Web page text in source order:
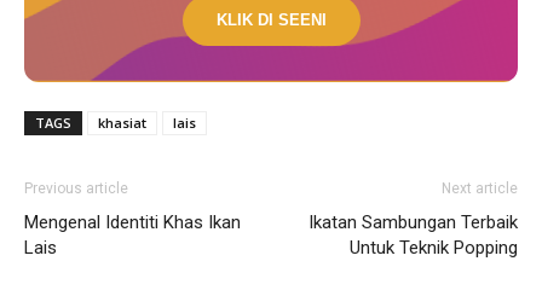
KLIK DI SEENI
TAGS khasiat lais
Previous article
Mengenal Identiti Khas Ikan
Lais
Next article
Ikatan Sambungan Terbaik
Untuk Teknik Popping